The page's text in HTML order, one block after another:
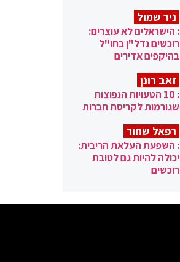
ניר שמול
: הישראלים לא עוצרים:
רוכשים נדל"ן בחו"ל
בהיקפים אדירים
זאב רונן
: 10 הטעויות הנפוצות
שגורמות לקריסת חברות
רפאל שחור
: השפעת העלאת הריבית:
יכולה להיות גם לטובת
רוכשים